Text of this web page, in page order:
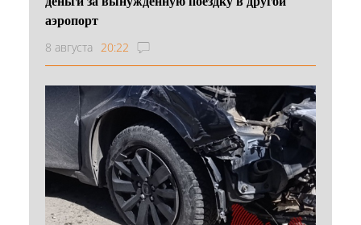
аэропорт
8 августа 20:22